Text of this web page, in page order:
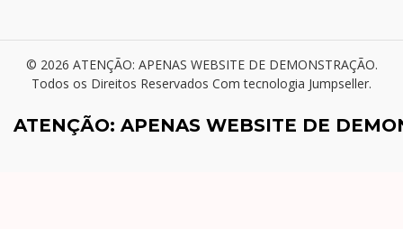
© 2026 ATENÇÃO: APENAS WEBSITE DE DEMONSTRAÇÃO.
Todos os Direitos Reservados Com tecnologia Jumpseller.
ATENÇÃO: APENAS WEBSITE DE